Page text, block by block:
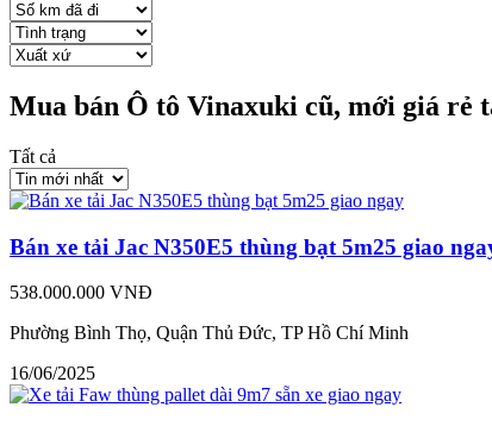
Mua bán Ô tô Vinaxuki cũ, mới giá rẻ
Tất cả
Bán xe tải Jac N350E5 thùng bạt 5m25 giao
538.000.000 VNĐ
Phường Bình Thọ, Quận Thủ Đức, TP Hồ Chí Minh
16/06/2025